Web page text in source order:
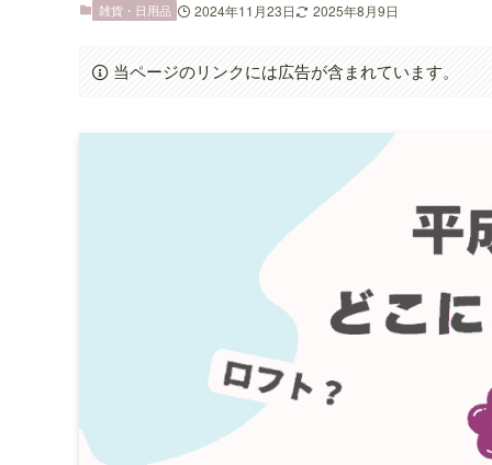
雑貨・日用品 2024年11月23日 2025年8月9日
当ページのリンクには広告が含まれています。